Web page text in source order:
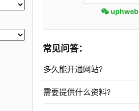
uphweb
常见问答：
多久能开通网站?
需要提供什么资料?